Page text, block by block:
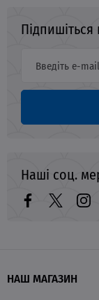
Наші соц.
НАШ МАГАЗИН